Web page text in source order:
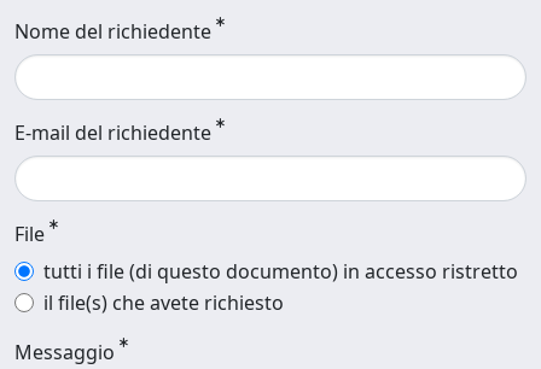
Nome del richiedente
E-mail del richiedente
File
tutti i file (di questo documento) in accesso ristretto
il file(s) che avete richiesto
Messaggio